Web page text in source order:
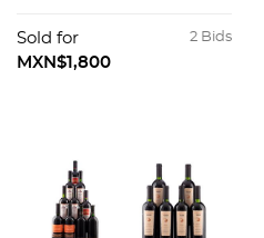
Cypress 1999, entre
otros. Total de
2 Bids
Sold for
MXN$1,800